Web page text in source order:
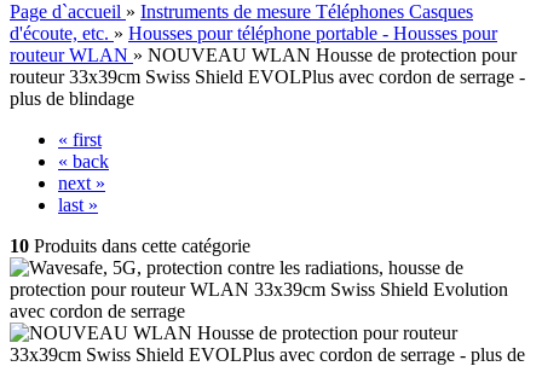
Page d`accueil » Instruments de mesure Téléphones Casques
d'écoute, etc. » Housses pour téléphone portable - Housses pour
routeur WLAN » NOUVEAU WLAN Housse de protection pour
routeur 33x39cm Swiss Shield EVOLPlus avec cordon de serrage -
plus de blindage
« first
« back
next »
last »
10 Produits dans cette catégorie